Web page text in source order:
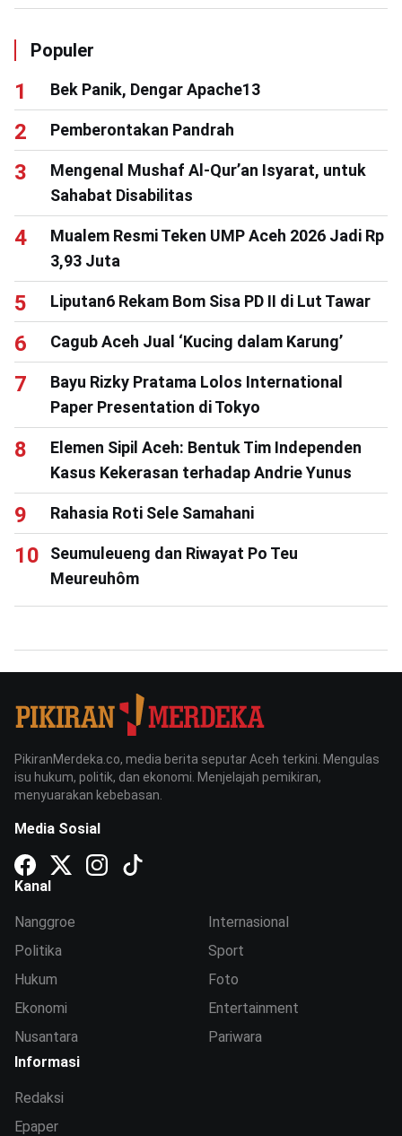
Populer
Bek Panik, Dengar Apache13
Pemberontakan Pandrah
Mengenal Mushaf Al-Qur’an Isyarat, untuk
Sahabat Disabilitas
Mualem Resmi Teken UMP Aceh 2026 Jadi Rp
3,93 Juta
Liputan6 Rekam Bom Sisa PD II di Lut Tawar
Cagub Aceh Jual ‘Kucing dalam Karung’
Bayu Rizky Pratama Lolos International
Paper Presentation di Tokyo
Elemen Sipil Aceh: Bentuk Tim Independen
Kasus Kekerasan terhadap Andrie Yunus
Rahasia Roti Sele Samahani
Seumuleueng dan Riwayat Po Teu
Meureuhôm
PikiranMerdeka.co, media berita seputar Aceh terkini. Mengulas
isu hukum, politik, dan ekonomi. Menjelajah pemikiran,
menyuarakan kebebasan.
Media Sosial
Kanal
Nanggroe
Politika
Hukum
Ekonomi
Nusantara
Internasional
Sport
Foto
Entertainment
Pariwara
Informasi
Redaksi
Epaper